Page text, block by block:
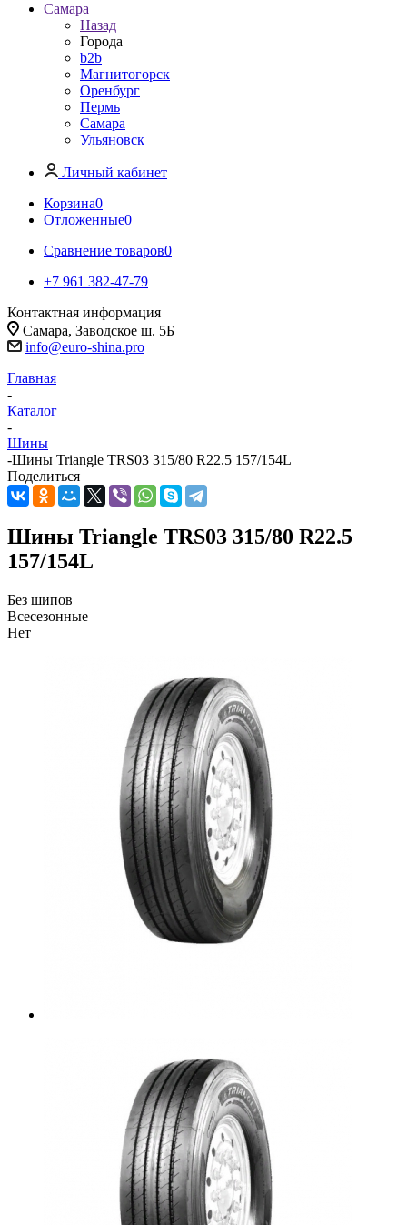
Самара
Назад
Города
b2b
Магнитогорск
Оренбург
Пермь
Самара
Ульяновск
Личный кабинет
Корзина0
Отложенные0
Сравнение товаров0
+7 961 382-47-79
Контактная информация
Самара, Заводское ш. 5Б
info@euro-shina.pro
Главная
-
Каталог
-
Шины
-Шины Triangle TRS03 315/80 R22.5 157/154L
Поделиться
Шины Triangle TRS03 315/80 R22.5
157/154L
Без шипов
Всесезонные
Нет